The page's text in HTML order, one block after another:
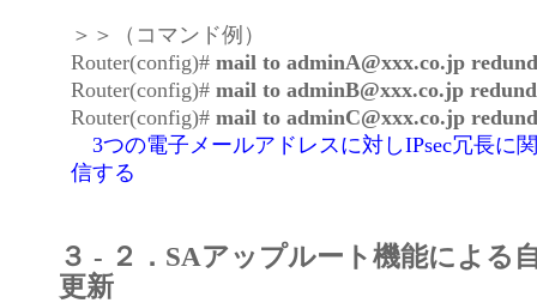
＞＞（コマンド例）
Router(config)# mail to adminA@xxx.co.jp
Router(config)# mail to adminB@xxx.co.jp
Router(config)# mail to adminC@xxx.co.jp
3つの電子メールアドレスに対しIPsec冗長に
信する
３ - ２．SAアップルート機能による
更新